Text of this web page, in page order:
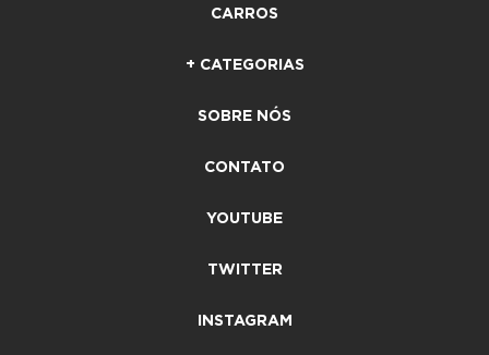
CARROS
+ CATEGORIAS
SOBRE NÓS
CONTATO
YOUTUBE
TWITTER
INSTAGRAM